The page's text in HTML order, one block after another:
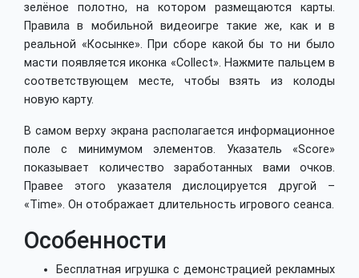
зелёное полотно, на котором размещаются карты.
Правила в мобильной видеоигре такие же, как и в
реальной «Косынке». При сборе какой бы то ни было
масти появляется иконка «Collect». Нажмите пальцем в
соответствующем месте, чтобы взять из колоды
новую карту.
В самом верху экрана располагается информационное
поле с минимумом элементов. Указатель «Score»
показывает количество заработанных вами очков.
Правее этого указателя дислоцируется другой –
«Time». Он отображает длительность игрового сеанса.
Особенности
Бесплатная игрушка с демонстрацией рекламных